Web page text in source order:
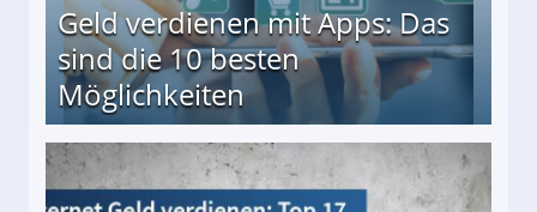
Geld verdienen mit Apps: Das
sind die 10 besten
Möglichkeiten
besten Möglichkeiten